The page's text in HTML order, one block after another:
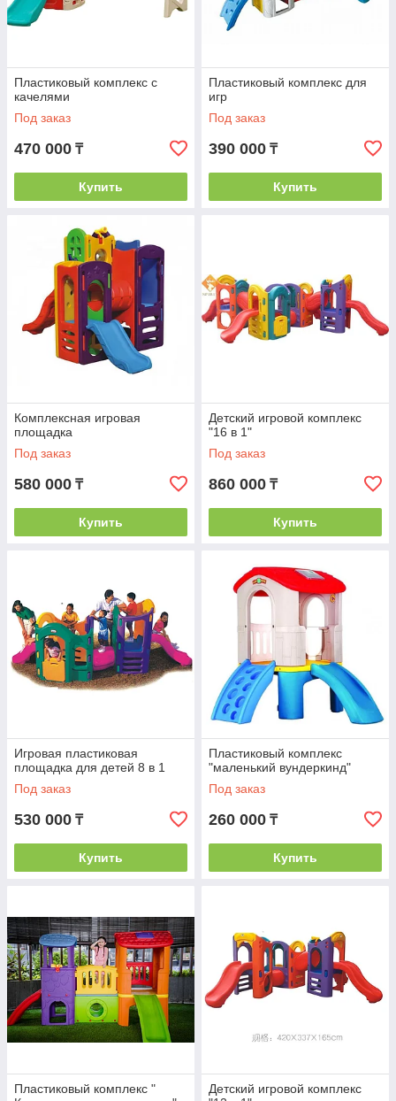
Пластиковый комплекс с
качелями
Под заказ
470 000 ₸
Купить
Пластиковый комплекс для
игр
Под заказ
390 000 ₸
Купить
Комплексная игровая
площадка
Под заказ
580 000 ₸
Купить
Детский игровой комплекс
"16 в 1"
Под заказ
860 000 ₸
Купить
Игровая пластиковая
площадка для детей 8 в 1
Под заказ
530 000 ₸
Купить
Пластиковый комплекс
"маленький вундеркинд"
Под заказ
260 000 ₸
Купить
Пластиковый комплекс "
Детский игровой комплекс